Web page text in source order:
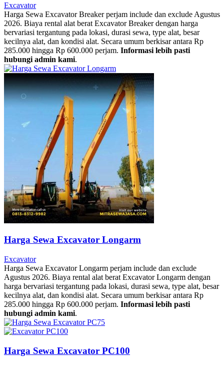
Excavator
Harga Sewa Excavator Breaker perjam include dan exclude Agustus
2026. Biaya rental alat berat Excavator Breaker dengan harga
bervariasi tergantung pada lokasi, durasi sewa, type alat, besar
kecilnya alat, dan kondisi alat. Secara umum berkisar antara Rp
285.000 hingga Rp 600.000 perjam. Informasi lebih pasti
hubungi admin kami.
Harga Sewa Excavator Longarm
Excavator
Harga Sewa Excavator Longarm perjam include dan exclude
Agustus 2026. Biaya rental alat berat Excavator Longarm dengan
harga bervariasi tergantung pada lokasi, durasi sewa, type alat, besar
kecilnya alat, dan kondisi alat. Secara umum berkisar antara Rp
285.000 hingga Rp 600.000 perjam. Informasi lebih pasti
hubungi admin kami.
Harga Sewa Excavator PC100